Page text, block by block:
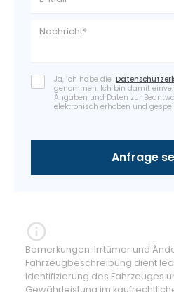
Ja, ich habe die
genommen. Ich bin damit
Angaben und Daten zur
elektronisch erhoben und
Bemerkungen: Irrtümer und
Fahrzeugbeschreibung dient
Identifizierung des Fahrzeuges